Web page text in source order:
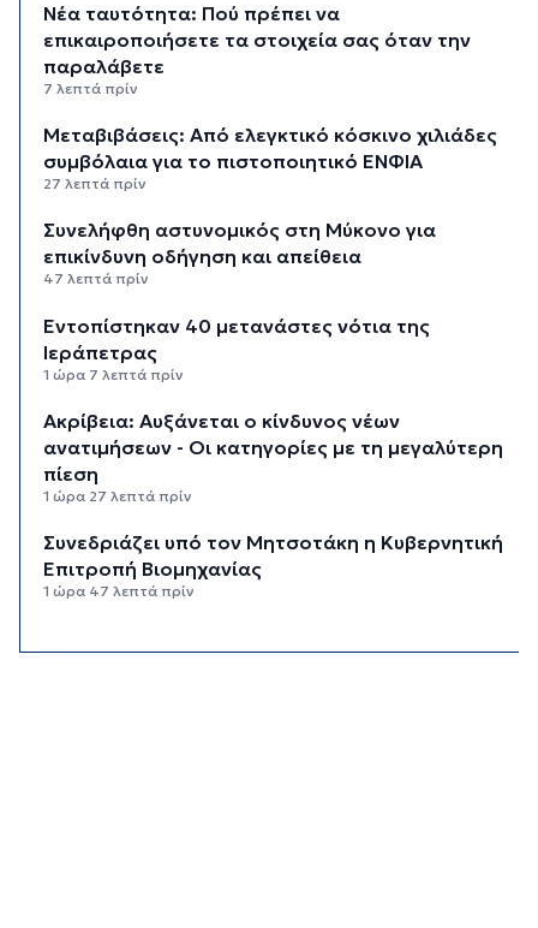
Νέα ταυτότητα: Πού πρέπει να
επικαιροποιήσετε τα στοιχεία σας όταν την
παραλάβετε
7 λεπτά πρίν
Μεταβιβάσεις: Από ελεγκτικό κόσκινο χιλιάδες
συμβόλαια για το πιστοποιητικό ΕΝΦΙΑ
27 λεπτά πρίν
Συνελήφθη αστυνομικός στη Μύκονο για
επικίνδυνη οδήγηση και απείθεια
47 λεπτά πρίν
Εντοπίστηκαν 40 μετανάστες νότια της
Ιεράπετρας
1 ώρα 7 λεπτά πρίν
Ακρίβεια: Αυξάνεται ο κίνδυνος νέων
ανατιμήσεων - Οι κατηγορίες με τη μεγαλύτερη
πίεση
1 ώρα 27 λεπτά πρίν
Συνεδριάζει υπό τον Μητσοτάκη η Κυβερνητική
Επιτροπή Βιομηχανίας
1 ώρα 47 λεπτά πρίν